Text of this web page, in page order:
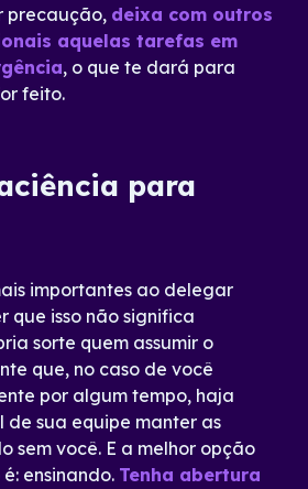
precaução, deixa com outros
aquelas tarefas em
, o que te dará para
feito.
para
importantes ao delegar
que isso não significa
sorte quem assumir o
que, no caso de você
por algum tempo, haja
de sua equipe manter as
sem você. E a melhor opção
ensinando. Tenha abertura